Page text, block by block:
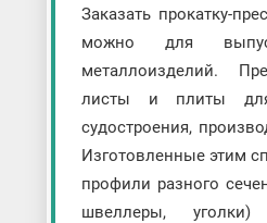
Заказать прокатку-
можно для
металлоизделий.
листы и плиты для
судостроения,
Изготовленные этим
профили разного
швеллеры,